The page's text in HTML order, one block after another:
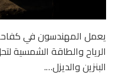
يعمل المهندسون في
الرياح والطاقة الشمسية
البنزين والديزل….